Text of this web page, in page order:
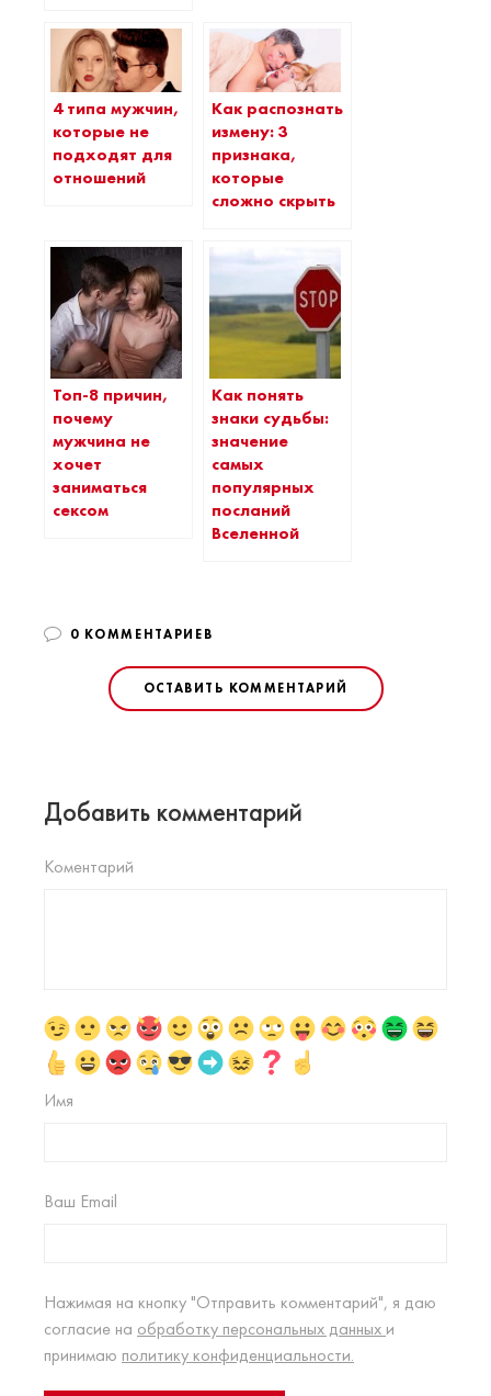
4 типа мужчин,
которые не
подходят для
отношений
Как распознать
измену: 3
признака,
которые
сложно скрыть
Топ-8 причин,
почему
мужчина не
хочет
заниматься
сексом
Как понять
знаки судьбы:
значение
самых
популярных
посланий
Вселенной
0 КОММЕНТАРИЕВ
ОСТАВИТЬ КОММЕНТАРИЙ
Добавить комментарий
Коментарий
Имя
Ваш Email
Нажимая на кнопку "Отправить комментарий", я даю
согласие на обработку персональных данных и
принимаю политику конфиденциальности.